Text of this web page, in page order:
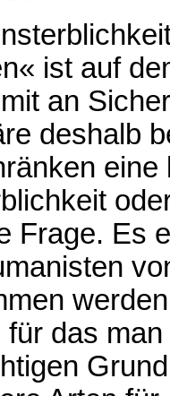
ist auf
mit an
deshalb
Frage. Es
das